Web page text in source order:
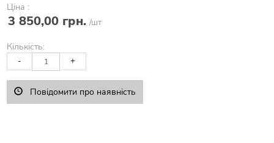
Ціна :
3 850,00 грн. /шт
Кількість:
- +
Повідомити про наявність